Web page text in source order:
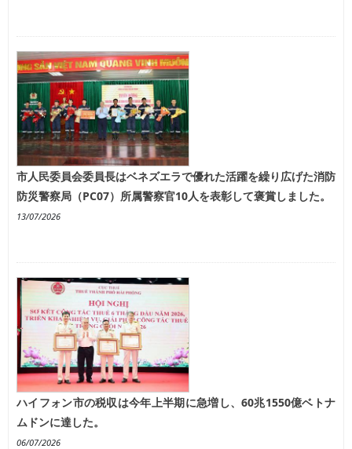
市人民委員会委員長はベネズエラで優れた活躍を繰り広げた消防
防災警察局（PC07）所属警察官10人を表彰して褒賞しました。
13/07/2026
ハイフォン市の税収は今年上半期に急増し、60兆1550億ベトナ
ムドンに達した。
06/07/2026